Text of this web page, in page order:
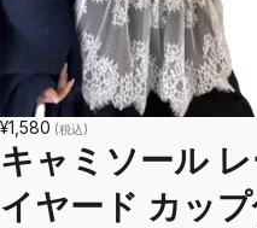
¥1,580 (税込)
キャミソール
イヤード カッ